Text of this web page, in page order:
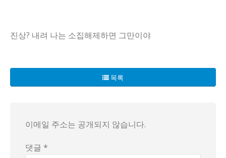
진상? 내려 나는 소집해제하면 그만이야
이후 사회복무요원이 현장에 출동했지만, 상황은 더욱 악화
더욱 충격적인 것은, 그 승객이 "내리면 줄게!"라는 말을 하
목록
이메일 주소는 공개되지 않습니다.
댓글 *